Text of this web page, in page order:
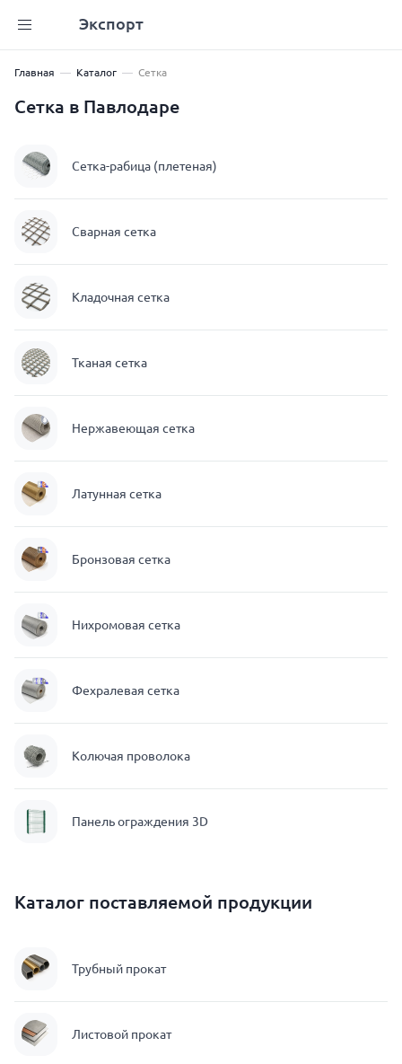
Экспорт
Главная Каталог Сетка
Сетка в Павлодаре
Сетка-рабица (плетеная)
Сварная сетка
Кладочная сетка
Тканая сетка
Нержавеющая сетка
Латунная сетка
Бронзовая сетка
Нихромовая сетка
Фехралевая сетка
Колючая проволока
Панель ограждения 3D
Каталог поставляемой продукции
Трубный прокат
Листовой прокат